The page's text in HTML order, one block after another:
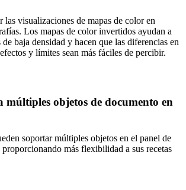
visualizaciones de mapas de color en
Los mapas de color invertidos ayudan a
baja densidad y hacen que las diferencias en
y límites sean más fáciles de percibir.
múltiples objetos de documento en
soportar múltiples objetos en el panel de
más flexibilidad a sus recetas